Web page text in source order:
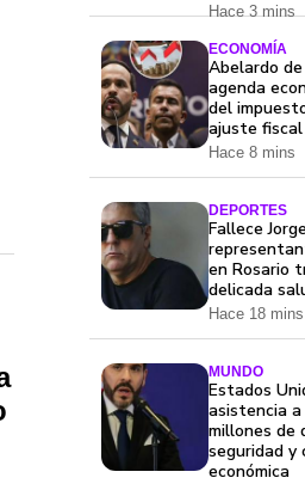
Hace 3 mins
ECONOMÍA
Abelardo
agenda
del
ajuste fiscal
Hace 8 mins
DEPORTES
Fallece
en Rosario
delicada
Hace 18 mins
MUNDO
Estados
asistencia a
millones de
seguridad y
económica